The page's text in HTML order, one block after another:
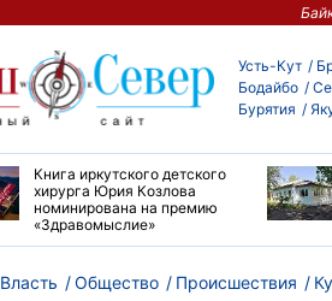
Усть-Кут
Бодайбо
Бурятия
Книга иркутского детского
хирурга Юрия Козлова
номинирована на премию
«Здравомыслие»
Власть Общество Происшествия